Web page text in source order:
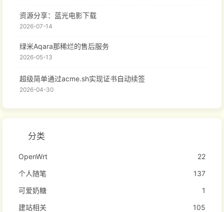
资源分享：蓝光电影下载
2026-07-14
绿米Aqara那稀烂的售后服务
2026-05-13
超级简单通过acme.sh实现证书自动续签
2026-04-30
分类
OpenWrt
22
个人随笔
137
可爱奶糖
1
建站相关
105